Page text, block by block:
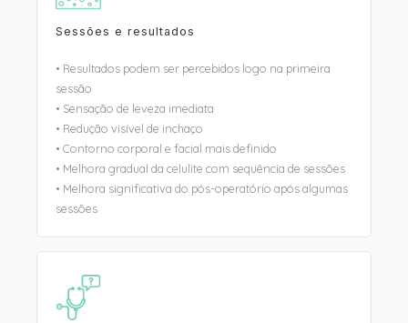
Sessões e resultados
• Resultados podem ser percebidos logo na primeira
sessão
• Sensação de leveza imediata
• Redução visível de inchaço
• Contorno corporal e facial mais definido
• Melhora gradual da celulite com sequência de sessões
• Melhora significativa do pós-operatório após algumas
sessões